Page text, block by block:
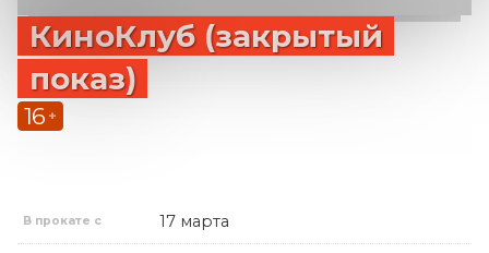
КиноКлуб (закрытый
показ)
16 +
В прокате с 17 марта